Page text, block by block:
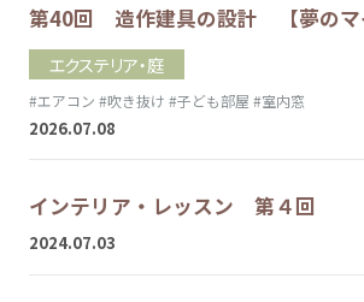
第40回 造作建具の設計 【夢の
エクステリア・庭
#エアコン #吹き抜け #子ども部屋 #室内窓
2026.07.08
インテリア・レッスン 第４回
2024.07.03